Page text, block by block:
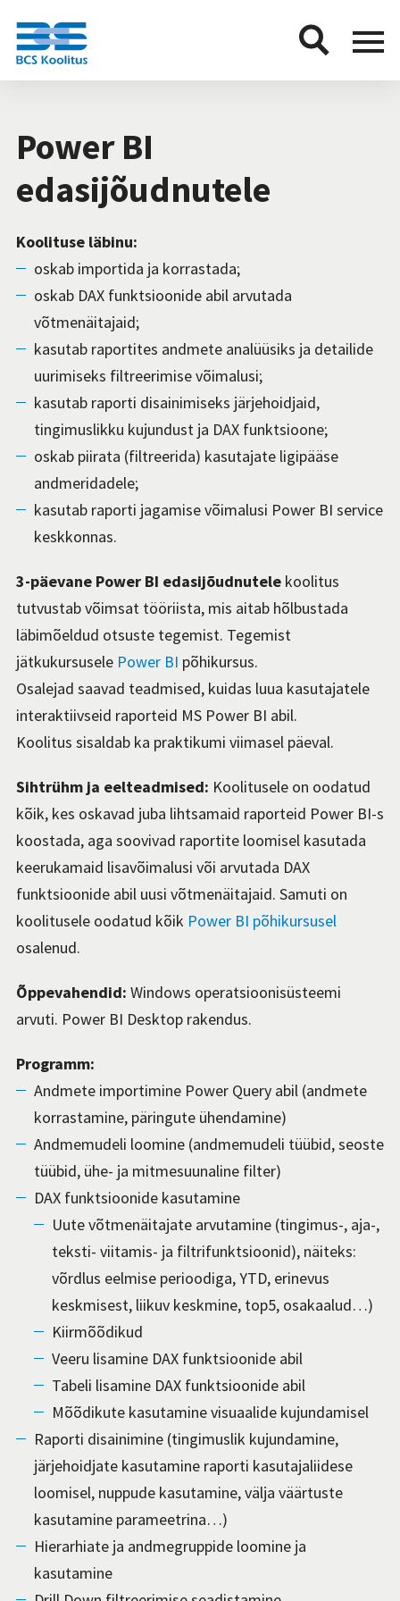
BCS
Menu
Power BI
edasijõudnutele
Koolituse läbinu:
oskab importida ja korrastada;
oskab DAX funktsioonide abil arvutada
võtmenäitajaid;
kasutab raportites andmete analüüsiks ja detailide
uurimiseks filtreerimise võimalusi;
kasutab raporti disainimiseks järjehoidjaid,
tingimuslikku kujundust ja DAX funktsioone;
oskab piirata (filtreerida) kasutajate ligipääse
andmeridadele;
kasutab raporti jagamise võimalusi Power BI service
keskkonnas.
3-päevane Power BI edasijõudnutele koolitus
tutvustab võimsat tööriista, mis aitab hõlbustada
läbimõeldud otsuste tegemist. Tegemist
jätkukursusele Power BI põhikursus.
Osalejad saavad teadmised, kuidas luua kasutajatele
interaktiivseid raporteid MS Power BI abil.
Koolitus sisaldab ka praktikumi viimasel päeval.
Sihtrühm ja eelteadmised: Koolitusele on oodatud
kõik, kes oskavad juba lihtsamaid raporteid Power BI-s
koostada, aga soovivad raportite loomisel kasutada
keerukamaid lisavõimalusi või arvutada DAX
funktsioonide abil uusi võtmenäitajaid. Samuti on
koolitusele oodatud kõik Power BI põhikursusel
osalenud.
Õppevahendid: Windows operatsioonisüsteemi
arvuti. Power BI Desktop rakendus.
Programm:
Andmete importimine Power Query abil (andmete
korrastamine, päringute ühendamine)
Andmemudeli loomine (andmemudeli tüübid, seoste
tüübid, ühe- ja mitmesuunaline filter)
DAX funktsioonide kasutamine
Uute võtmenäitajate arvutamine (tingimus-, aja-,
teksti- viitamis- ja filtrifunktsioonid), näiteks:
võrdlus eelmise perioodiga, YTD, erinevus
keskmisest, liikuv keskmine, top5, osakaalud…)
Kiirmõõdikud
Veeru lisamine DAX funktsioonide abil
Tabeli lisamine DAX funktsioonide abil
Mõõdikute kasutamine visuaalide kujundamisel
Raporti disainimine (tingimuslik kujundamine,
järjehoidjate kasutamine raporti kasutajaliidese
loomisel, nuppude kasutamine, välja väärtuste
kasutamine parameetrina…)
Hierarhiate ja andmegruppide loomine ja
kasutamine